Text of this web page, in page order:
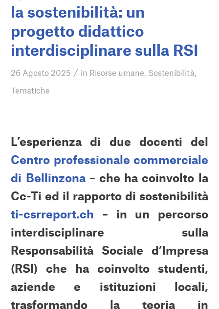
la sostenibilità: un
progetto didattico
interdisciplinare sulla RSI
26 Agosto 2025 / in Risorse umane Sostenibilità
Tematiche
L’esperienza di due docenti del
Centro professionale commerciale
di Bellinzona– che ha coinvolto la
Cc-Ti ed il rapporto di sostenibilità
ti-csrreport.ch – in un percorso
interdisciplinare sulla
Responsabilità Sociale d’Impresa
(RSI) che ha coinvolto studenti,
aziende e istituzioni locali,
trasformando la teoria in